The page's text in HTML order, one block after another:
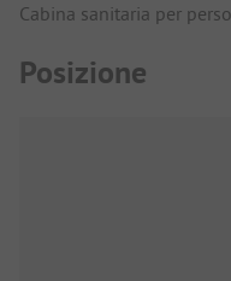
Cabina sanitaria per
Posizione